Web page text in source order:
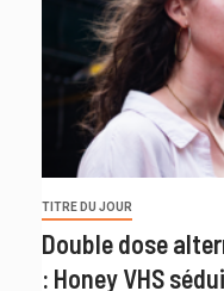
TITRE DU JOUR
Double dose
: Honey VHS